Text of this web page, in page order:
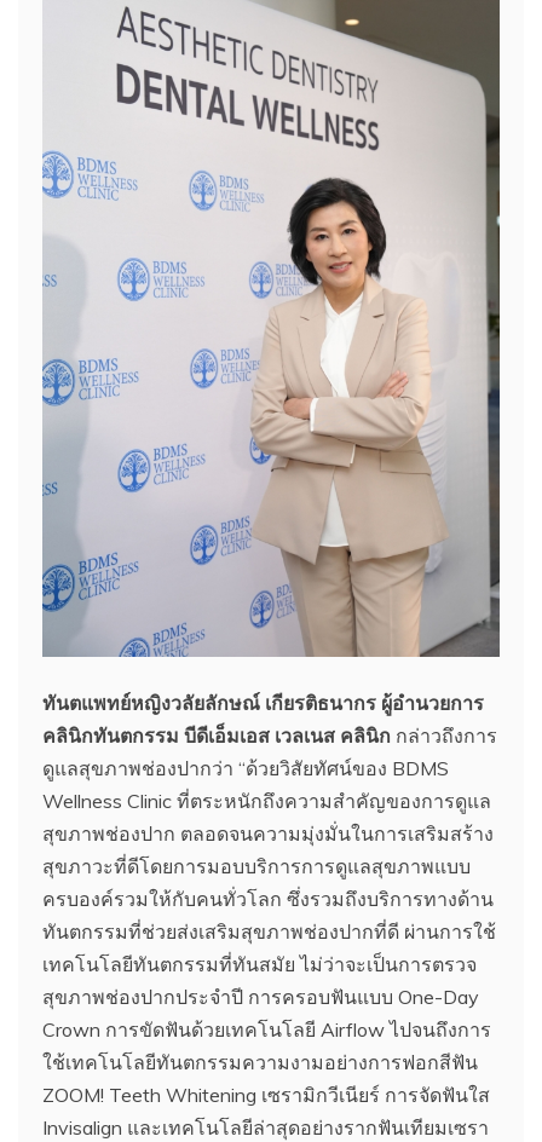
ทันตแพทย์หญิงวลัยลักษณ์ เกียรติธนากร ผู้อำนวยการ
คลินิกทันตกรรม บีดีเอ็มเอส เวลเนส คลินิก กล่าวถึงการ
ดูแลสุขภาพช่องปากว่า “ด้วยวิสัยทัศน์ของ BDMS
Wellness Clinic ที่ตระหนักถึงความสำคัญของการดูแล
สุขภาพช่องปาก ตลอดจนความมุ่งมั่นในการเสริมสร้าง
สุขภาวะที่ดีโดยการมอบบริการการดูแลสุขภาพแบบ
ครบองค์รวมให้กับคนทั่วโลก ซึ่งรวมถึงบริการทางด้าน
ทันตกรรมที่ช่วยส่งเสริมสุขภาพช่องปากที่ดี ผ่านการใช้
เทคโนโลยีทันตกรรมที่ทันสมัย ไม่ว่าจะเป็นการตรวจ
สุขภาพช่องปากประจำปี การครอบฟันแบบ One-Day
Crown การขัดฟันด้วยเทคโนโลยี Airflow ไปจนถึงการ
ใช้เทคโนโลยีทันตกรรมความงามอย่างการฟอกสีฟัน
ZOOM! Teeth Whitening เซรามิกวีเนียร์ การจัดฟันใส
Invisalign และเทคโนโลยีล่าสุดอย่างรากฟันเทียมเซรา